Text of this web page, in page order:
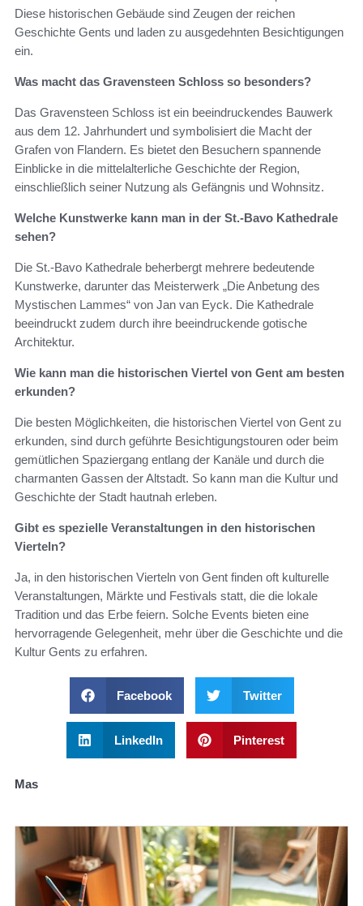
Diese historischen Gebäude sind Zeugen der reichen
Geschichte Gents und laden zu ausgedehnten Besichtigungen
ein.
Was macht das Gravensteen Schloss so besonders?
Das Gravensteen Schloss ist ein beeindruckendes Bauwerk
aus dem 12. Jahrhundert und symbolisiert die Macht der
Grafen von Flandern. Es bietet den Besuchern spannende
Einblicke in die mittelalterliche Geschichte der Region,
einschließlich seiner Nutzung als Gefängnis und Wohnsitz.
Welche Kunstwerke kann man in der St.-Bavo Kathedrale
sehen?
Die St.-Bavo Kathedrale beherbergt mehrere bedeutende
Kunstwerke, darunter das Meisterwerk „Die Anbetung des
Mystischen Lammes“ von Jan van Eyck. Die Kathedrale
beeindruckt zudem durch ihre beeindruckende gotische
Architektur.
Wie kann man die historischen Viertel von Gent am besten
erkunden?
Die besten Möglichkeiten, die historischen Viertel von Gent zu
erkunden, sind durch geführte Besichtigungstouren oder beim
gemütlichen Spaziergang entlang der Kanäle und durch die
charmanten Gassen der Altstadt. So kann man die Kultur und
Geschichte der Stadt hautnah erleben.
Gibt es spezielle Veranstaltungen in den historischen
Vierteln?
Ja, in den historischen Vierteln von Gent finden oft kulturelle
Veranstaltungen, Märkte und Festivals statt, die die lokale
Tradition und das Erbe feiern. Solche Events bieten eine
hervorragende Gelegenheit, mehr über die Geschichte und die
Kultur Gents zu erfahren.
Facebook Twitter
LinkedIn Pinterest
Mas